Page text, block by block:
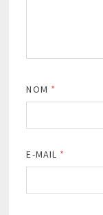
NOM *
E-MAIL *